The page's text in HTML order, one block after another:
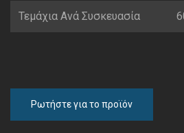
Τεμάχια Ανά Συσκευασία
Ρωτήστε για το προϊόν